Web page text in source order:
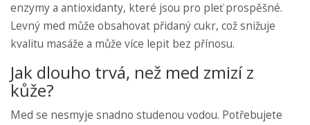
enzymy a antioxidanty, které jsou pro pleť prospěšné.
Levný med může obsahovat přidaný cukr, což snižuje
kvalitu masáže a může více lepit bez přínosu.
Jak dlouho trvá, než med zmizí z
kůže?
Med se nesmyje snadno studenou vodou. Potřebujete